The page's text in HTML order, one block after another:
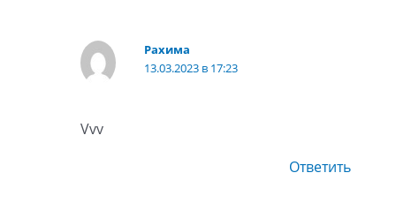
Рахима
13.03.2023 в 17:23
Vvv
Ответить